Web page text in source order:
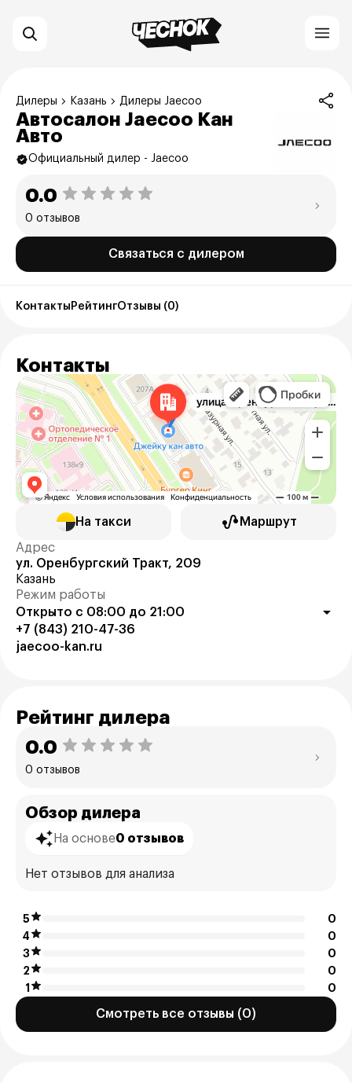
Дилеры Казань Дилеры Jaecoo
Автосалон Jaecoo Кан
Авто
Официальный дилер - Jaecoo
0.0
0 отзывов
Связаться с дилером
Контакты РейтингОтзывы (0)
Контакты
На такси Маршрут
Адрес
ул. Оренбургский Тракт, 209
Казань
Режим работы
Открыто с 08:00 до 21:00
+7 (843) 210-47-36
jaecoo-kan.ru
Рейтинг дилера
0.0
0 отзывов
Обзор дилера
На основе0 отзывов
Нет отзывов для анализа
5
0
4
0
3
0
2
0
1
0
Смотреть все отзывы (0)